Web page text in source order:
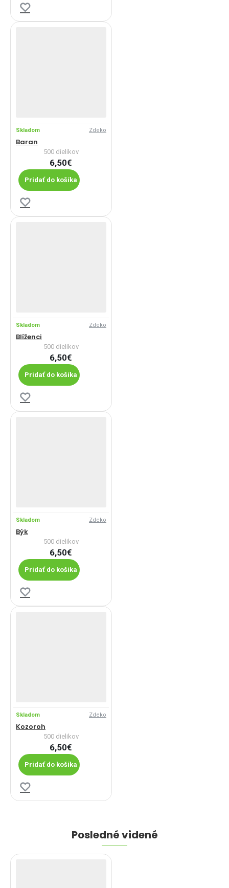
Skladom Zdeko
Baran
500 dielikov
6,50€
Pridať do košíka
Skladom Zdeko
Blíženci
500 dielikov
6,50€
Pridať do košíka
Skladom Zdeko
Býk
500 dielikov
6,50€
Pridať do košíka
Skladom Zdeko
Kozoroh
500 dielikov
6,50€
Pridať do košíka
Posledné videné